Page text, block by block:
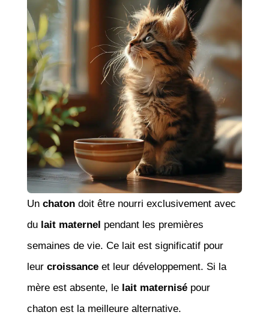
Un chatondoit être nourri exclusivement avec
du lait maternel pendant les premières
semaines de vie. Ce lait est significatif pour
leur croissanceet leur développement. Si la
mère est absente, le lait maternisépour
chaton est la meilleure alternative.